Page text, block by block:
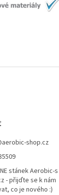
aerobic-shop.cz
stánek Aerobic-s
- přijďte se k nám
co je nového :)